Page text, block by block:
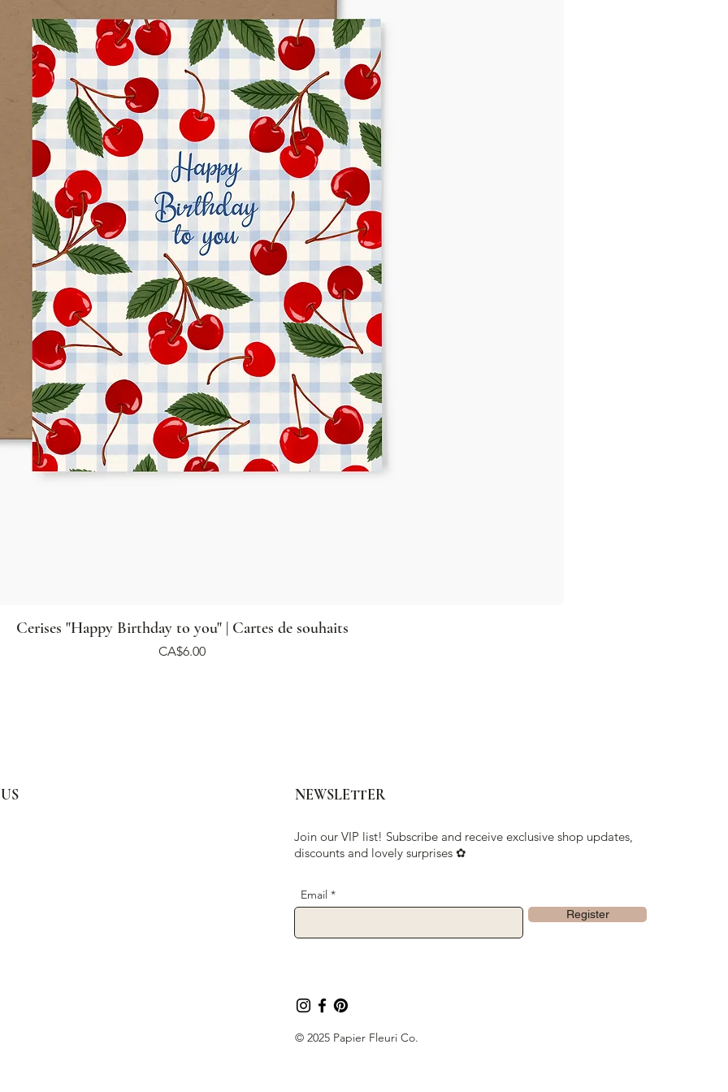
Cerises "Happy Birthday to you" | Cartes de souhaits
Price
CA$6.00
NEWSLETTER
Join our VIP list! Subscribe and receive exclusive shop updates,
discounts and lovely surprises ✿
Email
Register
© 2025 Papier Fleuri Co.